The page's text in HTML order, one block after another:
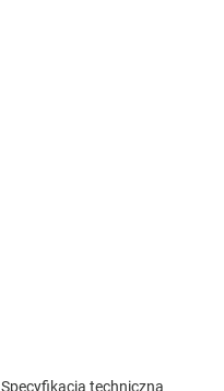
Specyfikacja techniczna